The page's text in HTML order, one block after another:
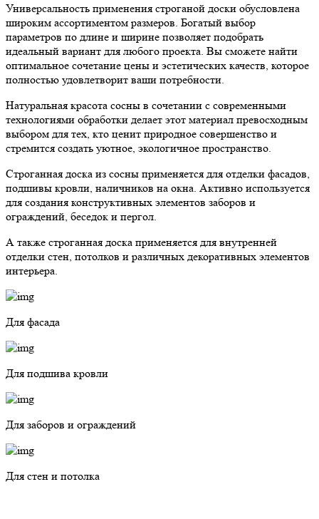
Универсальность применения строганой доски обусловлена
широким ассортиментом размеров. Богатый выбор
параметров по длине и ширине позволяет подобрать
идеальный вариант для любого проекта. Вы сможете найти
оптимальное сочетание цены и эстетических качеств, которое
полностью удовлетворит ваши потребности.
Натуральная красота сосны в сочетании с современными
технологиями обработки делает этот материал превосходным
выбором для тех, кто ценит природное совершенство и
стремится создать уютное, экологичное пространство.
Строганная доска из сосны применяется для отделки фасадов,
подшивы кровли, наличников на окна. Активно используется
для создания конструктивных элементов заборов и
ограждений, беседок и пергол.
А также строганная доска применяется для внутренней
отделки стен, потолков и различных декоративных элементов
интерьера.
Для фасада
Для подшива кровли
Для заборов и ограждений
Для стен и потолка